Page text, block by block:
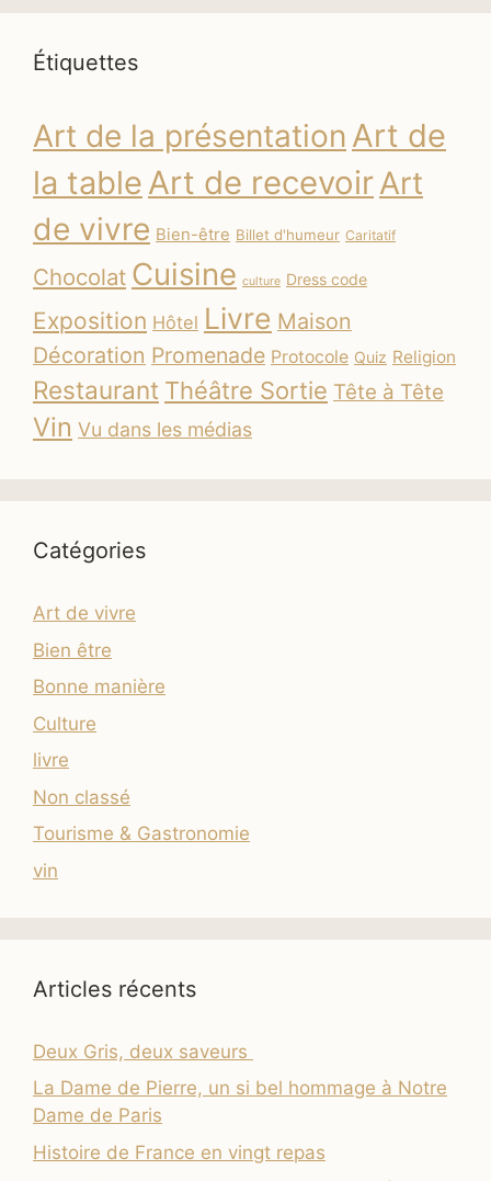
Étiquettes
Art de la présentation Art de
la table Art de recevoirArt
de vivre Bien-être Billet d'humeur Caritatif
Chocolat Cuisine culture Dress code
Exposition Hôtel Livre Maison
Décoration Promenade Protocole Quiz Religion
Restaurant Théâtre Sortie Tête à Tête
Vin Vu dans les médias
Catégories
Art de vivre
Bien être
Bonne manière
Culture
livre
Non classé
Tourisme & Gastronomie
vin
Articles récents
Deux Gris, deux saveurs
La Dame de Pierre, un si bel hommage à Notre
Dame de Paris
Histoire de France en vingt repas